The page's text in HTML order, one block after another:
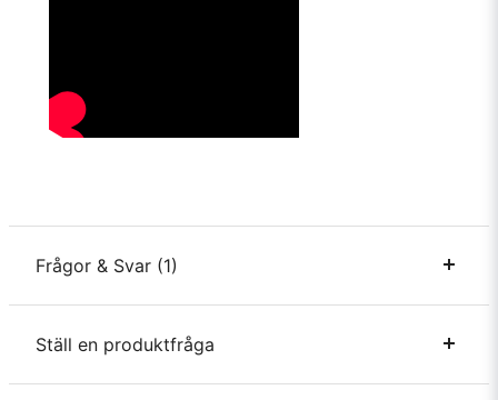
Frågor & Svar (1)
Åsa frågade för 1 år sedan
Jag undrar om rotationsfunktionen fungerar för video
Ställ en produktfråga